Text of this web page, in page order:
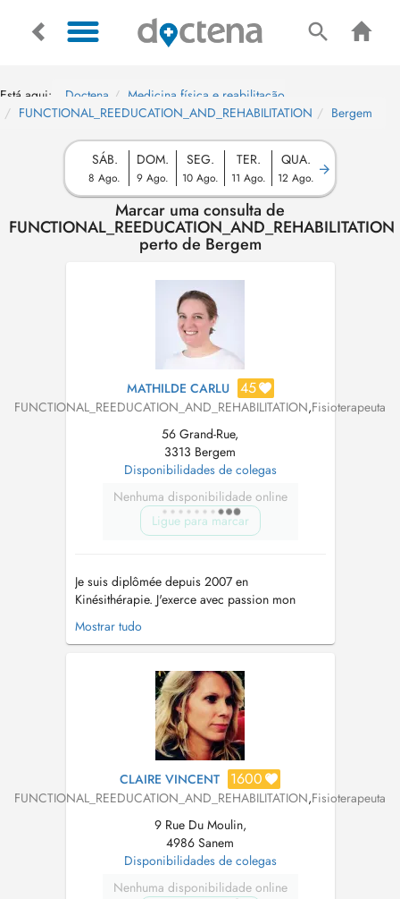
Está aqui: Doctena
Medicina física e reabilitação
FUNCTIONAL_REEDUCATION_AND_REHABILITATION
Bergem
SÁB.
8 Ago.
DOM.
9 Ago.
SEG.
10 Ago.
TER.
11 Ago.
QUA.
12 Ago.
Marcar uma consulta de
FUNCTIONAL_REEDUCATION_AND_REHABILITATION
perto de Bergem
MATHILDE CARLU 45
FUNCTIONAL_REEDUCATION_AND_REHABILITATION,Fisioterapeuta
56 Grand-Rue,
3313 Bergem
Disponibilidades de colegas
Nenhuma disponibilidade online
Ligue para marcar
Je suis diplômée depuis 2007 en
Kinésithérapie. J'exerce avec passion mon
métier depuis près de 20 ans et ne cesse de
me former. Je vous accueille au cabinet pour
professionnel et bienveillant. Je suis formée en:
-douleurs musculo-squelettiques, -rééducation
Mostrar tudo
CLAIRE VINCENT 1600
FUNCTIONAL_REEDUCATION_AND_REHABILITATION,Fisioterapeuta
9 Rue Du Moulin,
4986 Sanem
Disponibilidades de colegas
Nenhuma disponibilidade online